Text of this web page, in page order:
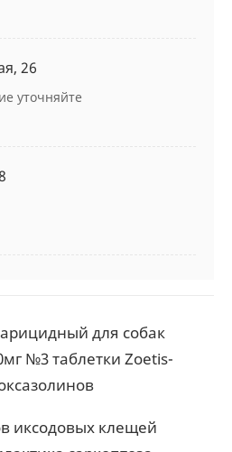
26
уточняйте
для собак
№3 таблетки Zoetis-
иксодовых клещей